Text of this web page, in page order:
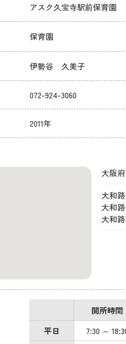
アスク久宝寺駅前保育園
保育園
伊勢谷 久美子
072-924-3060
2011年
大阪
大和
大和
大和
開所時間
平日
7:30 ～